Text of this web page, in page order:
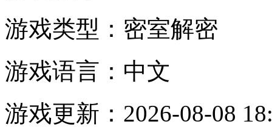
游戏类型： 密室解密
游戏语言： 中文
游戏更新： 2026-08-08